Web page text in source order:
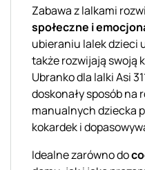
Zabawa z lalkami
społeczne i
ubieraniu lalek dzieci
także rozwijają swoją
Ubranko dla lalki Asi
doskonały sposób na
manualnych dziecka
kokardek i
Idealne zarówno do